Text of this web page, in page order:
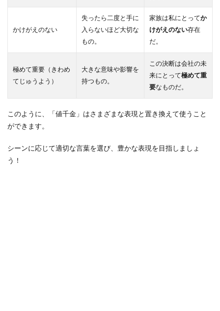
かけがえのない
失ったら二度と手に
入らないほど大切な
もの。
家族は私にとってか
けがえのない存在
だ。
極めて重要（きわめ
てじゅうよう）
大きな意味や影響を
持つもの。
この決断は会社の未
来にとって極めて重
要なものだ。
このように、「値千金」はさまざまな表現と置き換えて使うこと
ができます。
シーンに応じて適切な言葉を選び、豊かな表現を目指しましょ
う！